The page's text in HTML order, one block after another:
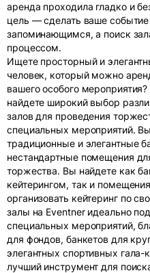
аренда проходила гладко и
цель — сделать ваше
запоминающимся, а поиск
процессом.
Ищете просторный и
человек, который можно
вашего особого
найдете широкий выбор
залов для проведения
специальных мероприятий.
традиционные и элегантные
нестандартные помещения
торжества. Вы найдете как
кейтерингом, так и
организовать кейтеринг по
залы на Eventner идеально
специальных мероприятий,
для фондов, банкетов для
элегантных спортивных гала-
лучший инструмент для